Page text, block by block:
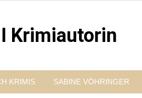
I Krimiautorin
KRIMIS SABINE VÖHRINGER